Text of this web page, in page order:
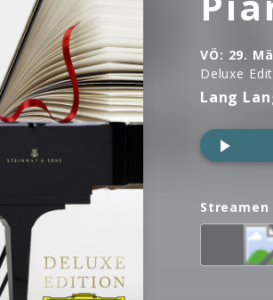
VÖ: 29.
Deluxe
Lang
Streamen